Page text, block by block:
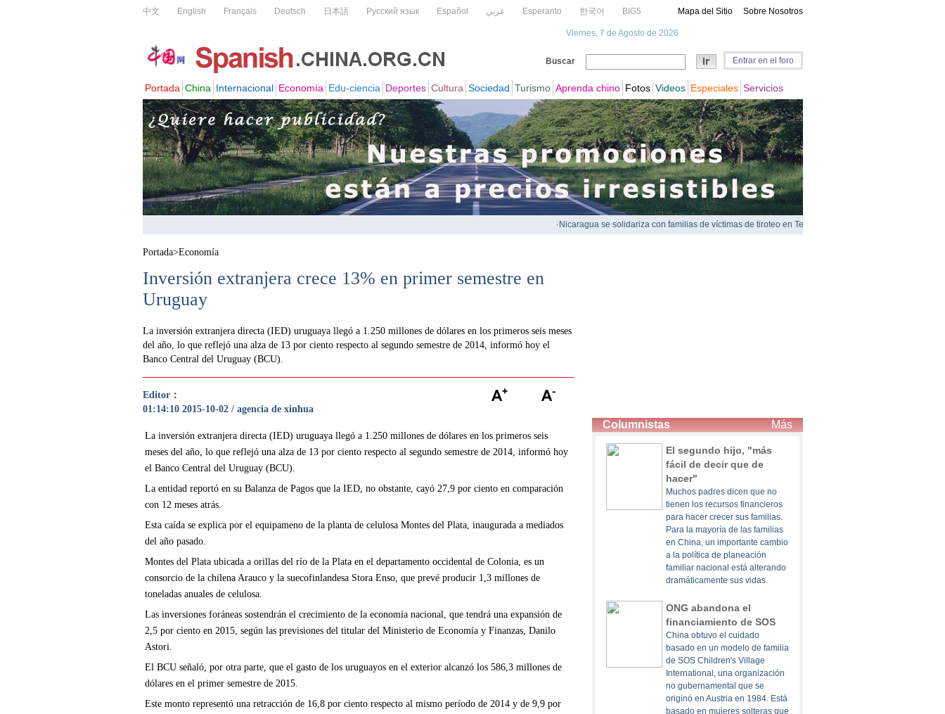
Portada>Economía
Inversión extranjera crece 13% en primer semestre en
Uruguay
La inversión extranjera directa (IED) uruguaya llegó a 1.250 millones de dólares en los primeros seis meses
del año, lo que reflejó una alza de 13 por ciento respecto al segundo semestre de 2014, informó hoy el
Banco Central del Uruguay (BCU).
Editor：
01:14:10 2015-10-02 / agencia de xinhua
La inversión extranjera directa (IED) uruguaya llegó a 1.250 millones de dólares en los primeros seis
meses del año, lo que reflejó una alza de 13 por ciento respecto al segundo semestre de 2014, informó hoy
el Banco Central del Uruguay (BCU).
La entidad reportó en su Balanza de Pagos que la IED, no obstante, cayó 27,9 por ciento en comparación
con 12 meses atrás.
Esta caída se explica por el equipameno de la planta de celulosa Montes del Plata, inaugurada a mediados
del año pasado.
Montes del Plata ubicada a orillas del río de la Plata en el departamento occidental de Colonia, es un
consorcio de la chilena Arauco y la suecofinlandesa Stora Enso, que prevé producir 1,3 millones de
toneladas anuales de celulosa.
Las inversiones foráneas sostendrán el crecimiento de la economía nacional, que tendrá una expansión de
2,5 por ciento en 2015, según las previsiones del titular del Ministerio de Economía y Finanzas, Danilo
Astori.
El BCU señaló, por otra parte, que el gasto de los uruguayos en el exterior alcanzó los 586,3 millones de
dólares en el primer semestre de 2015.
Este monto representó una retracción de 16,8 por ciento respecto al mismo período de 2014 y de 9,9 por